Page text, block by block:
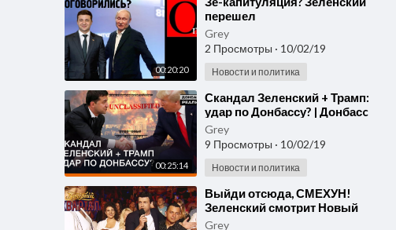
00:20:20
перешел
Grey
2 Просмотры · 10/02/19
Новости и политика
00:25:14
⁣Скандал Зеленский + Трамп:
удар по Донбассу? | Донбасc
Реалии
Grey
9 Просмотры · 10/02/19
Новости и политика
⁣Выйди отсюда, СМЕХУН!
Зеленский смотрит Новый
Вечерний Квартал в Одессе
Grey